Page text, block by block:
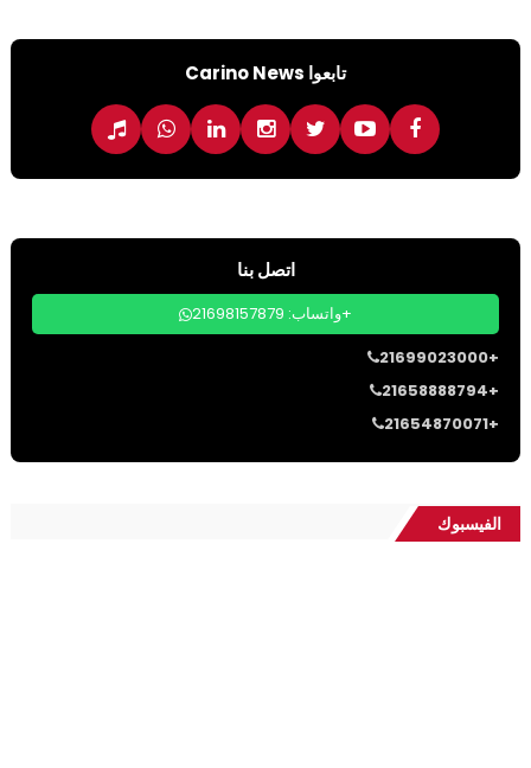
تابعوا Carino News
اتصل بنا
واتساب: 21698157879+
21699023000+
21658888794+
21654870071+
الفيسبوك